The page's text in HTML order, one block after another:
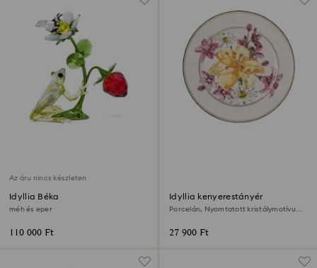
Az áru nincs készleten
Idyllia Béka
méh és eper
110 000 Ft
Idyllia kenyerestányér
Porcelán, Nyomtatott kristálymotívum,
27 900 Ft